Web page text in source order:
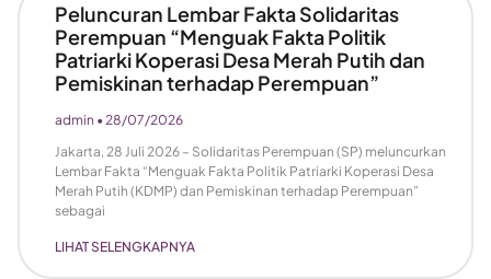
Peluncuran Lembar Fakta Solidaritas
Perempuan “Menguak Fakta Politik
Patriarki Koperasi Desa Merah Putih dan
Pemiskinan terhadap Perempuan”
admin
28/07/2026
Jakarta, 28 Juli 2026 – Solidaritas Perempuan (SP) meluncurkan
Lembar Fakta “Menguak Fakta Politik Patriarki Koperasi Desa
Merah Putih (KDMP) dan Pemiskinan terhadap Perempuan”
sebagai
LIHAT SELENGKAPNYA